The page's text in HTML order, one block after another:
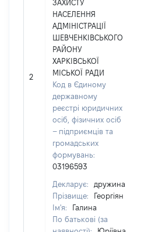
2
ЗАХИСТУ
НАСЕЛЕННЯ
АДМІНІСТРАЦІЇ
ШЕВЧЕНКІВСЬКОГО
РАЙОНУ
ХАРКІВСЬКОЇ
МІСЬКОЇ РАДИ
Код в Єдиному
державному
реєстрі юридичних
осіб, фізичних осіб
– підприємців та
громадських
формувань:
03196593
Декларує:
дружина
Прізвище:
Георгіян
Ім'я:
Галина
По батькові (за